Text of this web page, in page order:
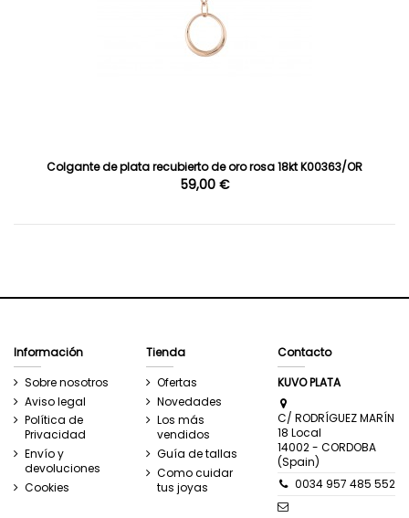
Colgante de plata recubierto de oro rosa 18kt K00363/OR
59,00 €
Información
Sobre nosotros
Aviso legal
Política de
Privacidad
Envío y
devoluciones
Cookies
Tienda
Ofertas
Novedades
Los más
vendidos
Guía de tallas
Como cuidar
tus joyas
Contacto
KUVO PLATA
C/ RODRÍGUEZ MARÍN
18 Local
14002 - CORDOBA
(Spain)
0034 957 485 552